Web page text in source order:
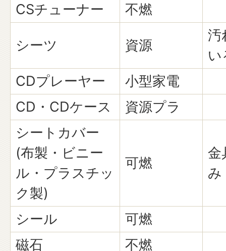
CSチューナー
不燃
シーツ 資源
汚
い
CDプレーヤー
小型家電
CD・CDケース
資源プラ
シートカバー
(布製・ビニー
ル・プラスチッ
ク製)
可燃
金
み
シール
可燃
磁石
不燃